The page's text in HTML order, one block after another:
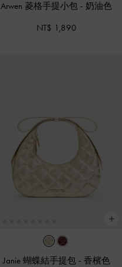
Arwen 菱格手提小包 - 奶油色
NT$ 1,890
Janie 蝴蝶結手提包 - 香檳色